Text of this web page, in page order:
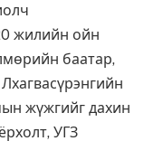
жилийн ойн
баатар,
жүжгийг дахин
УГЗ